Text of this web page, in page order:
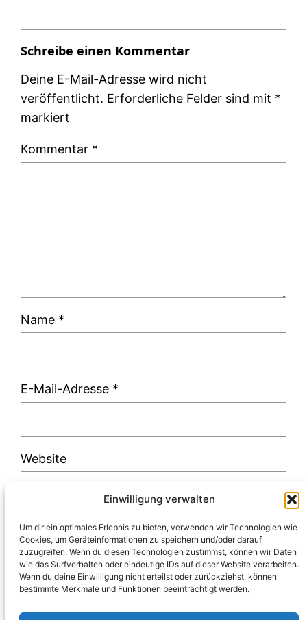
Einwilligung verwalten
Um dir ein optimales Erlebnis zu bieten, verwenden wir Technologien wie
Cookies, um Geräteinformationen zu speichern und/oder darauf
zuzugreifen. Wenn du diesen Technologien zustimmst, können wir Daten
wie das Surfverhalten oder eindeutige IDs auf dieser Website verarbeiten.
Wenn du deine Einwilligung nicht erteilst oder zurückziehst, können
bestimmte Merkmale und Funktionen beeinträchtigt werden.
Schreibe einen Kommentar
Deine E-Mail-Adresse wird nicht
veröffentlicht. Erforderliche Felder sind mit *
markiert
Kommentar *
Name *
E-Mail-Adresse *
Website
Diese Website verwendet Akismet, um Spam
zu reduzieren.Erfahre, wie deine
Kommentardaten verarbeitet werden.